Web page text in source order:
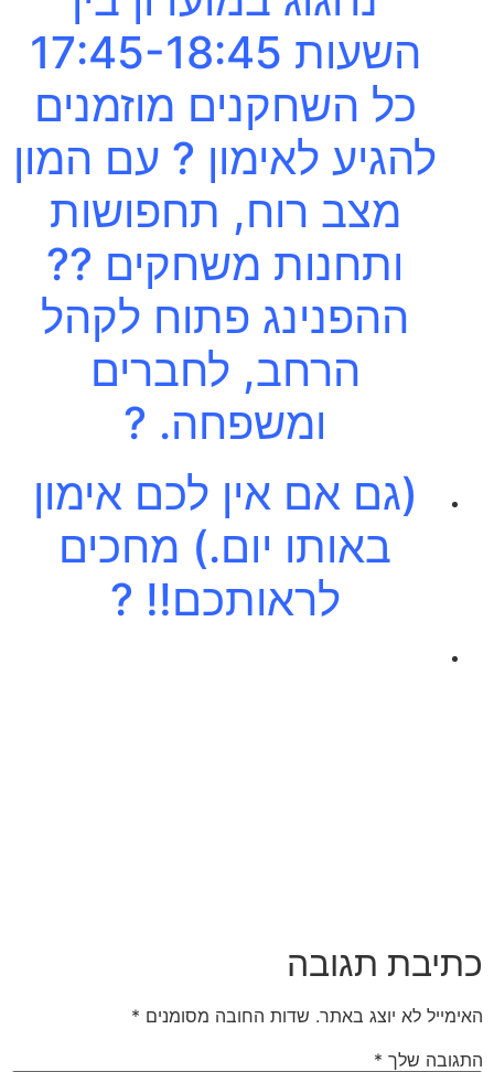
השעות 17:45-18:45
כל השחקנים מוזמנים
להגיע לאימון ? עם המון
מצב רוח, תחפושות
ותחנות משחקים ??
ההפנינג פתוח לקהל
הרחב, לחברים
ומשפחה. ?
(גם אם אין לכם אימון
באותו יום.) מחכים
לראותכם!! ?
כתיבת תגובה
האימייל לא יוצג באתר. שדות החובה מסומנים *
התגובה שלך *